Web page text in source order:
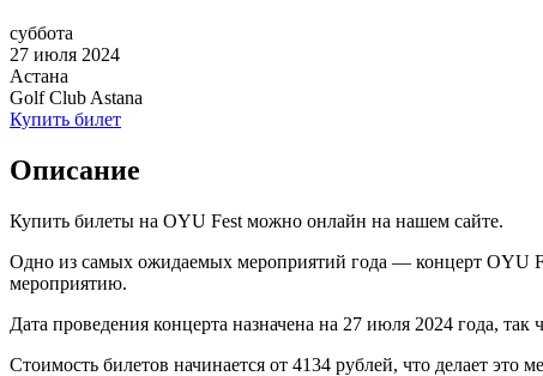
суббота
27 июля 2024
Астана
Golf Club Astana
Купить билет
Описание
Купить билеты на OYU Fest можно онлайн на нашем сайте.
Одно из самых ожидаемых мероприятий года — концерт OYU
мероприятию.
Дата проведения концерта назначена на 27 июля 2024 года,
Стоимость билетов начинается от 4134 рублей, что делает